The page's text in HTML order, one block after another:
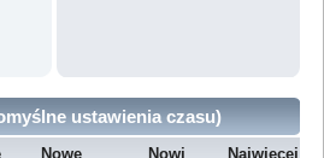
ustawienia czasu)
Nowe Nowi Najwięcej